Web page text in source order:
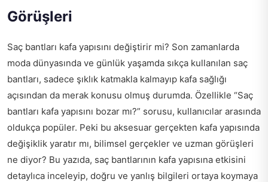
Görüşleri
Saç bantları kafa yapısını değiştirir mi? Son zamanlarda
moda dünyasında ve günlük yaşamda sıkça kullanılan saç
bantları, sadece şıklık katmakla kalmayıp kafa sağlığı
açısından da merak konusu olmuş durumda. Özellikle “Saç
bantları kafa yapısını bozar mı?” sorusu, kullanıcılar arasında
oldukça popüler. Peki bu aksesuar gerçekten kafa yapısında
değişiklik yaratır mı, bilimsel gerçekler ve uzman görüşleri
ne diyor? Bu yazıda, saç bantlarının kafa yapısına etkisini
detaylıca inceleyip, doğru ve yanlış bilgileri ortaya koymaya